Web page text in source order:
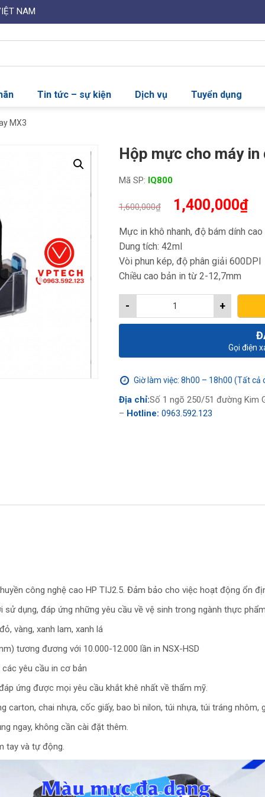
NAM
Tin tức – sự kiện Dịch vụ Tuyển dụng
MX3
Hộp mực cho máy
Mã SP: IQ800
1,600,000₫ Giá
gốc
là:
1,600,000₫.
1,400,000₫
tại
Mực in khô nhanh, độ bám dính cao
Dung tích: 42ml
Vòi phun kép, độ phân giải 600DPI
Chiều cao bản in từ 2-12,7mm
+
-
Gọi điện
Giờ làm việc: 8h00 – 18h00 (Tất cả
Địa chỉ:Số 1 ngõ 250/51 đường Kim
– Hotline: 0963.592.123
công nghệ cao HP TIJ2.5. Đảm bảo cho việc hoạt động ổn
dụng, đáp ứng những yêu cầu về vệ sinh trong ngành thực
vàng, xanh lam, xanh lá
tương đương với 10.000-12.000 lần in NSX-HSD
yêu cầu in cơ bản
ứng được mọi yêu cầu khắt khê nhất về thẩm mỹ.
chai nhựa, cốc giấy, bao bì nilon, túi nhựa, túi tráng nhôm,
ngay, không cần cài đặt thêm.
tay và tự động.